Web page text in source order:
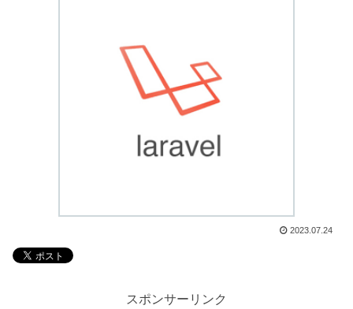
2023.07.24
スポンサーリンク